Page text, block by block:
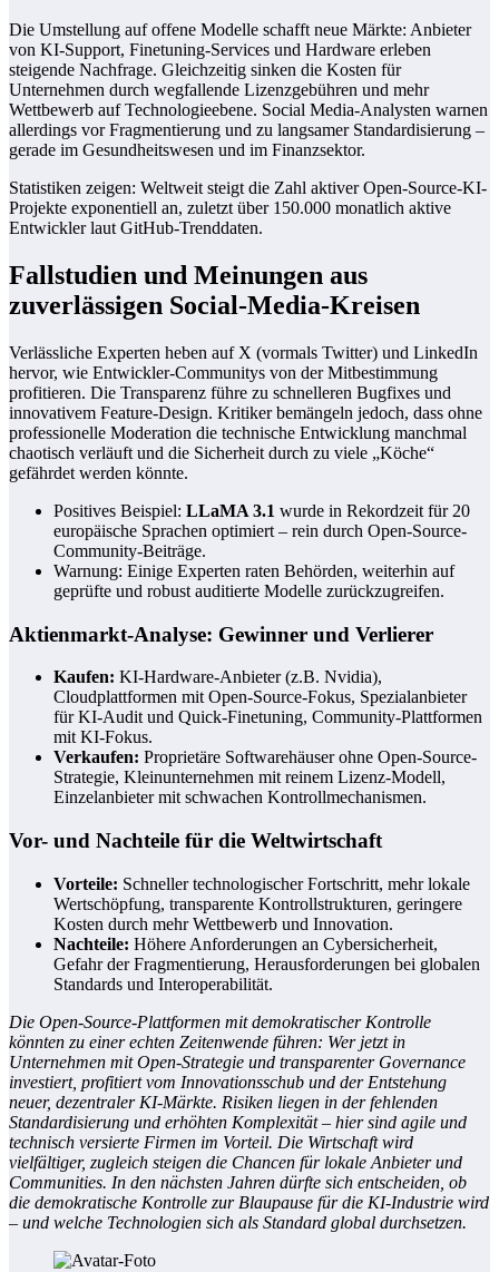
Die Umstellung auf offene Modelle schafft neue Märkte: Anbieter
von KI-Support, Finetuning-Services und Hardware erleben
steigende Nachfrage. Gleichzeitig sinken die Kosten für
Unternehmen durch wegfallende Lizenzgebühren und mehr
Wettbewerb auf Technologieebene. Social Media-Analysten warnen
allerdings vor Fragmentierung und zu langsamer Standardisierung –
gerade im Gesundheitswesen und im Finanzsektor.
Statistiken zeigen: Weltweit steigt die Zahl aktiver Open-Source-KI-
Projekte exponentiell an, zuletzt über 150.000 monatlich aktive
Entwickler laut GitHub-Trenddaten.
Fallstudien und Meinungen aus
zuverlässigen Social-Media-Kreisen
Verlässliche Experten heben auf X (vormals Twitter) und LinkedIn
hervor, wie Entwickler-Communitys von der Mitbestimmung
profitieren. Die Transparenz führe zu schnelleren Bugfixes und
innovativem Feature-Design. Kritiker bemängeln jedoch, dass ohne
professionelle Moderation die technische Entwicklung manchmal
chaotisch verläuft und die Sicherheit durch zu viele „Köche“
gefährdet werden könnte.
Positives Beispiel: LLaMA 3.1 wurde in Rekordzeit für 20
europäische Sprachen optimiert – rein durch Open-Source-
Community-Beiträge.
Warnung: Einige Experten raten Behörden, weiterhin auf
geprüfte und robust auditierte Modelle zurückzugreifen.
Aktienmarkt-Analyse: Gewinner und Verlierer
Kaufen: KI-Hardware-Anbieter (z.B. Nvidia),
Cloudplattformen mit Open-Source-Fokus, Spezialanbieter
für KI-Audit und Quick-Finetuning, Community-Plattformen
mit KI-Fokus.
Verkaufen: Proprietäre Softwarehäuser ohne Open-Source-
Strategie, Kleinunternehmen mit reinem Lizenz-Modell,
Einzelanbieter mit schwachen Kontrollmechanismen.
Vor- und Nachteile für die Weltwirtschaft
Vorteile: Schneller technologischer Fortschritt, mehr lokale
Wertschöpfung, transparente Kontrollstrukturen, geringere
Kosten durch mehr Wettbewerb und Innovation.
Nachteile: Höhere Anforderungen an Cybersicherheit,
Gefahr der Fragmentierung, Herausforderungen bei globalen
Standards und Interoperabilität.
Die Open-Source-Plattformen mit demokratischer Kontrolle
könnten zu einer echten Zeitenwende führen: Wer jetzt in
Unternehmen mit Open-Strategie und transparenter Governance
investiert, profitiert vom Innovationsschub und der Entstehung
neuer, dezentraler KI-Märkte. Risiken liegen in der fehlenden
Standardisierung und erhöhten Komplexität – hier sind agile und
technisch versierte Firmen im Vorteil. Die Wirtschaft wird
vielfältiger, zugleich steigen die Chancen für lokale Anbieter und
Communities. In den nächsten Jahren dürfte sich entscheiden, ob
die demokratische Kontrolle zur Blaupause für die KI-Industrie wird
– und welche Technologien sich als Standard global durchsetzen.